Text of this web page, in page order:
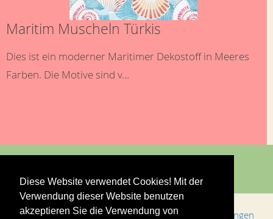
Diese Website verwendet Cookies! Mit der
Verwendung dieser Website benutzen
akzeptieren Sie die Verwendung von
Maritim Muscheln Türkis
Dies ist ein moderner Maritimer Dekostoff in Meeres
Farben. Die Motive sind v...
Bestellungen & Versand Allgemeine Geschäftsbedingungen